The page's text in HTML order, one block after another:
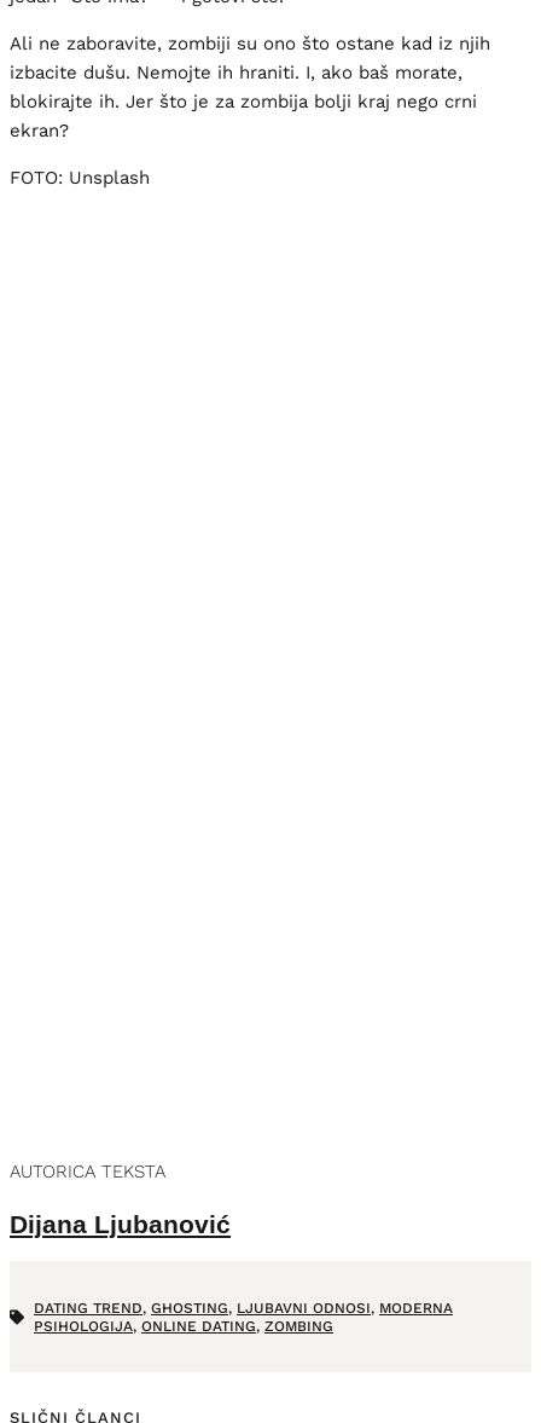
Ali ne zaboravite, zombiji su ono što ostane kad iz njih
izbacite dušu. Nemojte ih hraniti. I, ako baš morate,
blokirajte ih. Jer što je za zombija bolji kraj nego crni
ekran?
FOTO: Unsplash
AUTORICA TEKSTA
Dijana Ljubanović
DATING TREND, GHOSTING, LJUBAVNI ODNOSI, MODERNA
PSIHOLOGIJA, ONLINE DATING, ZOMBING
SLIČNI ČLANCI